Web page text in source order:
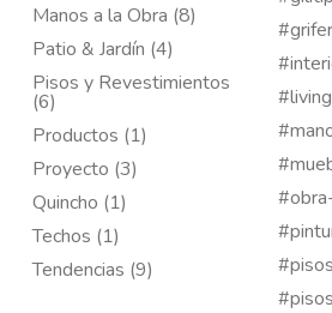
Manos a la Obra (8)
Patio & Jardín (4)
Pisos y Revestimientos
(6)
Productos (1)
Proyecto (3)
Quincho (1)
Techos (1)
Tendencias (9)